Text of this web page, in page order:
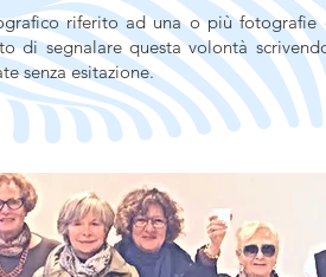
riferito ad una o più
di segnalare questa volontà
senza esitazione.